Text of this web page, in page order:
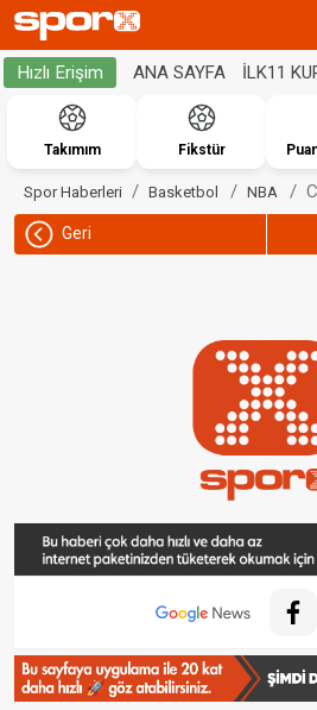
Hızlı Erişim ANA SAYFA İLK11
Takımım Fikstür
Spor Haberleri Basketbol NBA
Geri